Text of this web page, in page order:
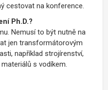
cestovat na konference.
Ph.D.?
Nemusí to být nutně na
jen transformátorovým
například strojírenství,
s vodíkem.